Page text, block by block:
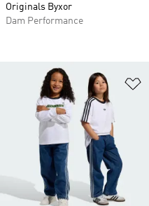
Originals Byxor
Dam Performance